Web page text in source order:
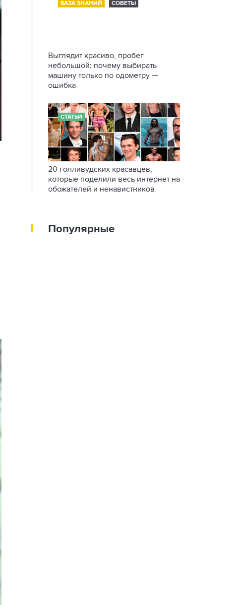
БАЗА ЗНАНИЙ СОВЕТЫ
Выглядит красиво, пробег
небольшой: почему выбирать
машину только по одометру —
ошибка
СТАТЬИ
20 голливудских красавцев,
которые поделили весь интернет на
обожателей и ненавистников
Популярные